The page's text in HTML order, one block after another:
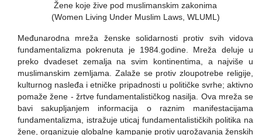
Žene koje žive pod muslimanskim zakonima
(Women Living Under Muslim Laws, WLUML)
Međunarodna mreža ženske solidarnosti protiv svih vidova
fundamentalizma pokrenuta je 1984.godine. Mreža deluje u
preko dvadeset zemalja na svim kontinentima, a najviše u
muslimanskim zemljama. Zalaže se protiv zloupotrebe religije,
kulturnog nasleđa i etničke pripadnosti u političke svrhe; aktivno
pomaže žene - žrtve fundamentalističkog nasilja. Ova mreža se
bavi sakupljanjem informacija o raznim manifestacijama
fundamentalizma, istražuje uticaj fundamentalističkih politika na
žene, organizuje globalne kampanje protiv ugrožavanja ženskih